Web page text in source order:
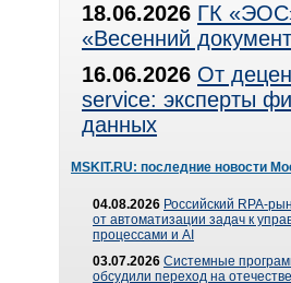
18.06.2026 ГК
«Весенний
16.06.2026 От
service: эксперты
данных
MSKIT.RU: последние новости
04.08.2026 Российский RPA-
от автоматизации задач к
процессами и AI
03.07.2026 Системные
обсудили переход на